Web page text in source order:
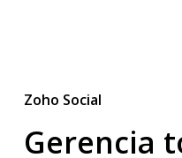
Zoho Social
Gerencia